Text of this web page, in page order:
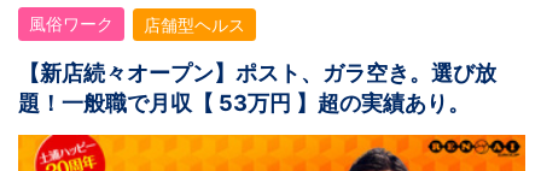
風俗ワーク 店舗型ヘルス
【新店続々オープン】ポスト、ガラ空き。選び放
題！一般職で月収【 53万円 】超の実績あり。